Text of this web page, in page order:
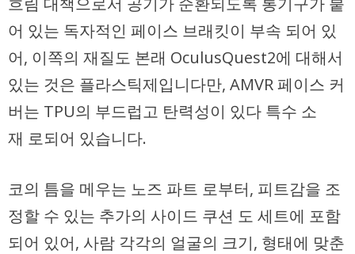
어 있는 독자적인 페이스 브래킷이 부속 되어 있
어, 이쪽의 재질도 본래 OculusQuest2에 대해서
있는 것은 플라스틱제입니다만, AMVR 페이스 커
버는 TPU의 부드럽고 탄력성이 있다 특수 소
재 로되어 있습니다.
코의 틈을 메우는 노즈 파트 로부터, 피트감을 조
정할 수 있는 추가의 사이드 쿠션 도 세트에 포함
되어 있어, 사람 각각의 얼굴의 크기, 형태에 맞춘